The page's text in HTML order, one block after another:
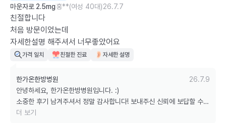
마운자로 2.5mg홍**(여성 40대)26.7.7
친절합니다
처음 방문이었는데
자세한설명 해주셔서 너무좋았어요
가격 일치 친절한 진료 자세한 설명
한가온한방병원
26.7.9
안녕하세요, 한가온한방병원입니다. :)
소중한 후기 남겨주셔서 정말 감사합니다! 보내주신 신뢰에 보답할 수
있도록 늘 최선을 다하겠습니다.
더 보기